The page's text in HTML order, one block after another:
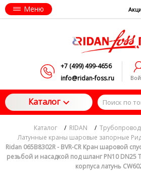
Меню
+7 (499) 499-4656
info@ridan-foss.ru
Каталог
Каталог / RIDAN /
Латунные краны шаровые запорные
Ridan 065B8302R - BVR-CR Кран шаровой
резьбой и насадкой под шланг PN10 DN25
корпуса латунь